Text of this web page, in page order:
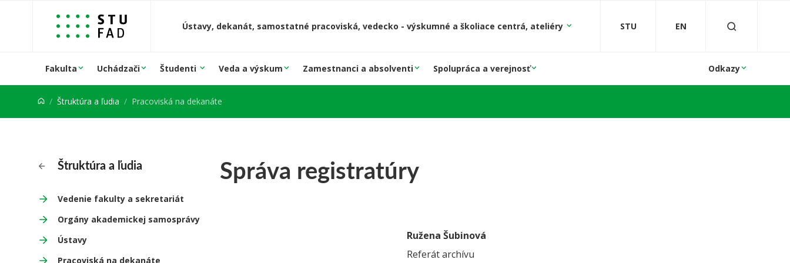
Prejsť na obsah
Ústavy, dekanát, samostatné pracoviská, vedecko - výskumné a školiace centrá, ateliéry STU EN
Fakulta Uchádzači Študenti Veda a výskum Zamestnanci a absolventi Spolupráca a verejnosť Odkazy
Štruktúra a ľudia Pracoviská na dekanáte
Štruktúra a ľudia
Vedenie fakulty a sekretariát
Orgány akademickej samosprávy
Ústavy
Pracoviská na dekanáte
Správa registratúry
Ružena Šubinová
Referát archívu